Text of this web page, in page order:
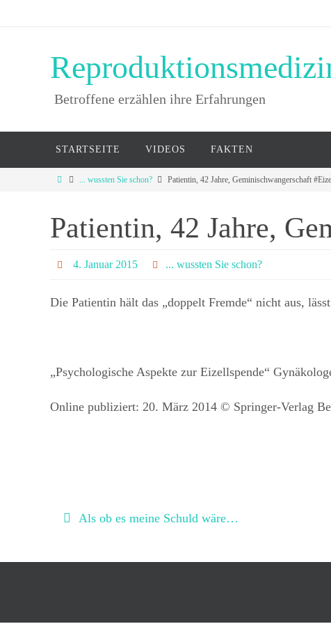
Betroffene erzählen ihre Erfahrungen
STARTSEITE VIDEOS FAKTEN
... wussten Sie schon? Patientin, 42 Jahre, Geminischwangerschaft
Patientin, 42 Jahre,
4. Januar 2015 ... wussten Sie schon?
Die Patientin hält das „doppelt Fremde“ nicht aus,
„Psychologische Aspekte zur Eizellspende“
Online publiziert: 20. März 2014 © Springer-Verlag
Als ob es meine Schuld wäre…